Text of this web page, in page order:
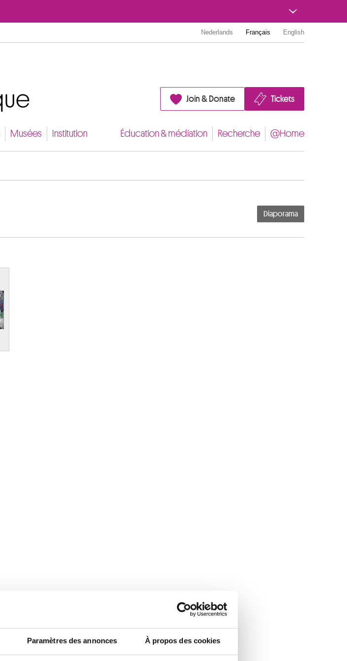
Paramètres des annonces À propos des cookies
Nederlands Français English
Join & Donate Tickets
Musées Institution Éducation & médiation Recherche @Home
Diaporama